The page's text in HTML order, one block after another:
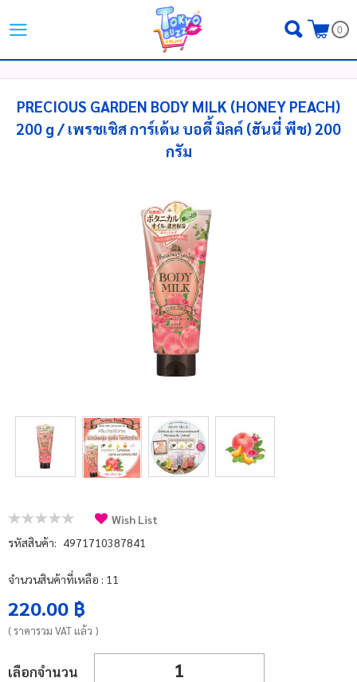
English | 日本語
LOGIN REGISTER
MY WISHLIST ( 0 )
ติดต่อเรา
รีวิว
สิทธิประโยชน์สมาชิก
0
PRECIOUS GARDEN BODY MILK (HONEY PEACH)
200 g / เพรชเชิส การ์เด้น บอดี้ มิลค์ (ฮันนี่ พีช) 200
กรัม
Wish List
รหัสสินค้า: 4971710387841
จำนวนสินค้าที่เหลือ : 11
220.00 ฿
( ราคารวม VAT แล้ว )
เลือกจำนวน